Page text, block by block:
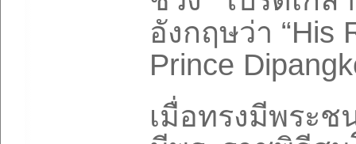
อังกฤษว่า “His
Prince
เมื่อทรงมีพระช